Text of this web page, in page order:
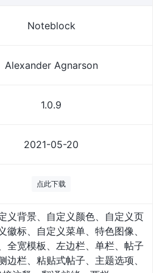
Noteblock
Alexander Agnarson
1.0.9
2021-05-20
点此下载
义背景、自定义颜色、自定义页
徽标、自定义菜单、特色图像、
全宽模板、左边栏、单栏、帖子
边栏、粘贴式帖子、主题选项、